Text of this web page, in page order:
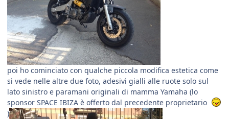
poi ho cominciato con qualche piccola modifica estetica come
si vede nelle altre due foto, adesivi gialli alle ruote solo sul
lato sinistro e paramani originali di mamma Yamaha (lo
sponsor SPACE IBIZA è offerto dal precedente proprietario
)